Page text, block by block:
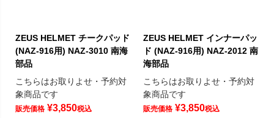
ZEUS HELMET チークパッド
(NAZ-916用) NAZ-3010 南海
部品
こちらはお取りよせ・予約対
象商品です
販売価格 ¥3,850税込
ZEUS HELMET インナーパッ
ド (NAZ-916用) NAZ-2012 南
海部品
こちらはお取りよせ・予約対
象商品です
販売価格 ¥3,850税込